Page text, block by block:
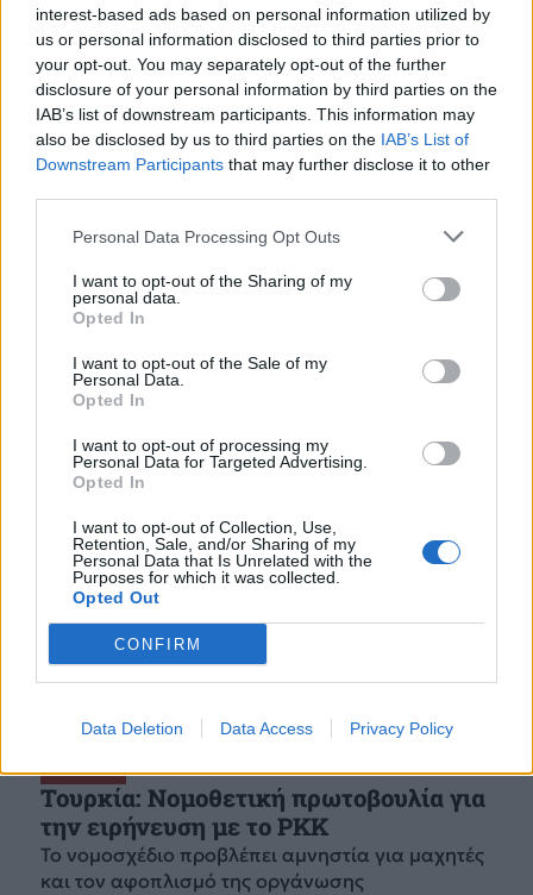
interest-based ads based on personal information utilized by
us or personal information disclosed to third parties prior to
your opt-out. You may separately opt-out of the further
disclosure of your personal information by third parties on the
IAB’s list of downstream participants. This information may
also be disclosed by us to third parties on the IAB’s List of
Downstream Participants that may further disclose it to other
Personal Data Processing Opt Outs
I want to opt-out of the Sharing of my
personal data.
Opted In
I want to opt-out of the Sale of my
Personal Data.
Opted In
I want to opt-out of processing my
Personal Data for Targeted Advertising.
Opted In
I want to opt-out of Collection, Use,
Retention, Sale, and/or Sharing of my
Personal Data that Is Unrelated with the
Purposes for which it was collected.
Opted Out
CONFIRM
Data Deletion Data Access Privacy Policy
ΤΟΥΡΚΙΑ
Τουρκία: Νομοθετική πρωτοβουλία για
την ειρήνευση με το PKK
Το νομοσχέδιο προβλέπει αμνηστία για μαχητές
και τον αφοπλισμό της οργάνωσης